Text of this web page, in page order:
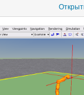
мира' глава в Руководстве
Simulink